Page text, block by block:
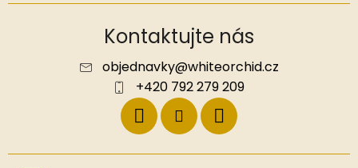
Kontaktujte nás
objednavky@whiteorchid.cz
+420 792 279 209